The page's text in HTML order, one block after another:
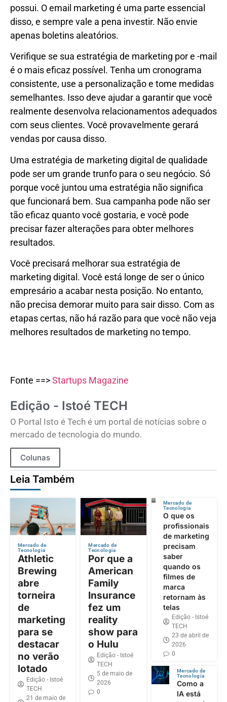
possui. O email marketing é uma parte essencial
disso, e sempre vale a pena investir. Não envie
apenas boletins aleatórios.
Verifique se sua estratégia de marketing por e -mail
é o mais eficaz possível. Tenha um cronograma
consistente, use a personalização e tome medidas
semelhantes. Isso deve ajudar a garantir que você
realmente desenvolva relacionamentos adequados
com seus clientes. Você provavelmente gerará
vendas por causa disso.
Uma estratégia de marketing digital de qualidade
pode ser um grande trunfo para o seu negócio. Só
porque você juntou uma estratégia não significa
que funcionará bem. Sua campanha pode não ser
tão eficaz quanto você gostaria, e você pode
precisar fazer alterações para obter melhores
resultados.
Você precisará melhorar sua estratégia de
marketing digital. Você está longe de ser o único
empresário a acabar nesta posição. No entanto,
não precisa demorar muito para sair disso. Com as
etapas certas, não há razão para que você não veja
melhores resultados de marketing no tempo.
Fonte ==>Startups Magazine
Edição - Istoé TECH
O Portal Isto é Tech é um portal de notícias sobre o
mercado de tecnologia do mundo.
Colunas
Leia Também
Mercado de
Tecnologia
Athletic
Brewing
abre
torneira
de
marketing
para se
destacar
no verão
lotado
Edição - Istoé
TECH
21 de maio de
Mercado de
Tecnologia
Por que a
American
Family
Insurance
fez um
reality
show para
o Hulu
Edição - Istoé
TECH
5 de maio de
2026
0
Mercado de
Tecnologia
O que os
profissionais
de marketing
precisam
saber
quando os
filmes de
marca
retornam às
telas
Edição - Istoé
TECH
23 de abril de
2026
0
Mercado de
Tecnologia
Como a
IA está